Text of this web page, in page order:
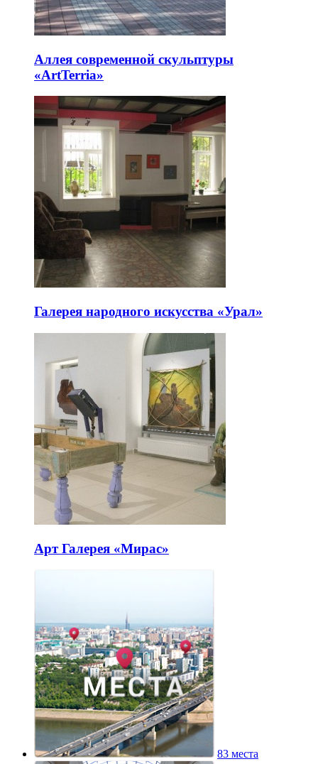
Аллея современной скульптуры
«ArtTerria»
Галерея народного искусства «Урал»
Арт Галерея «Мирас»
83 места